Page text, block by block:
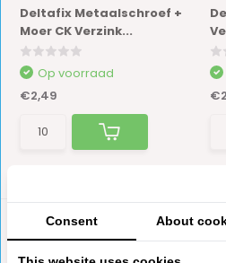
Deltafix Metaalschroef +
Moer CK Verzink...
Op voorraad
€2,49
Consent About